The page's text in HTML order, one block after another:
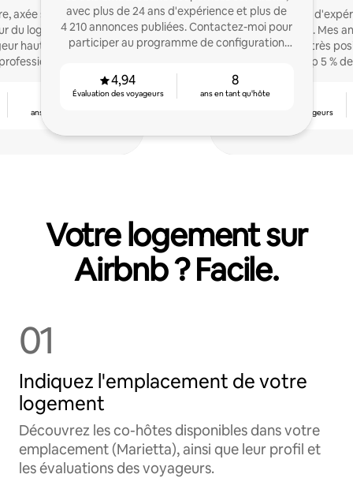
axée sur les résultats,
du logement grâce à
haut de gamme et à
ans en tant qu'hôte
avec plus de 24 ans d'expérience et plus de
4 210 annonces publiées. Contactez-moi pour
participer au programme de configuration
4,94
Évaluation des voyageurs
8
ans en tant qu'hôte
J'ai trois ans
superhôte. Mes
commentaires très positifs. Et je
top 5 %
Évaluation des voyageurs
Votre logement sur
Airbnb ? Facile.
01
Indiquez l'emplacement de votre
logement
Découvrez les co-hôtes disponibles dans votre
emplacement (Marietta), ainsi que leur profil et
les évaluations des voyageurs.